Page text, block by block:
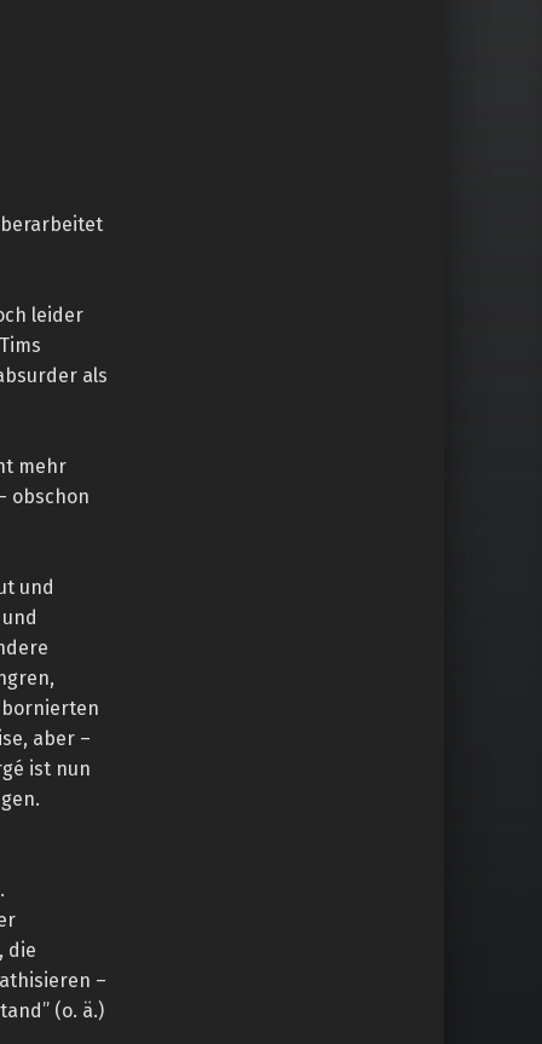
leider
als
mehr
obschon
und
bornierten
aber –
ist nun
die
–
(o. ä.)